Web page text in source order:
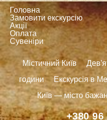
Головна
Замовити екскурсію
Акції
Оплата
Сувеніри
Містичний Київ
години
Екскурсія в
Київ — місто
+380 96